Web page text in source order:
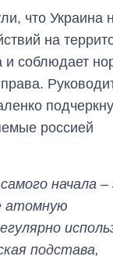
что Украина
на
и соблюдает
россией
начала –
атомную
подстава,
Дефицит
как
что